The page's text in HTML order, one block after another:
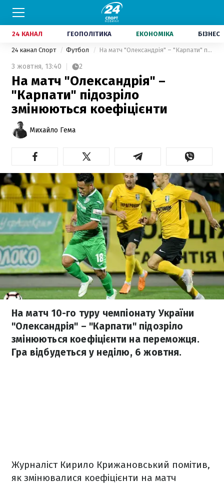
24 КАНАЛ ГЕОПОЛІТИКА ЕКОНОМІКА БІЗНЕС
24 канал Спорт Футбол На матч "Олександрія" – "Карпати" підозріло змінюються коефіцієнти
3 жовтня, 13:40 2
На матч "Олександрія" –
"Карпати" підозріло
змінюються коефіцієнти
Михайло Гема
На матч 10-го туру чемпіонату України
"Олександрія" – "Карпати" підозріло
змінюються коефіцієнти на переможця.
Гра відбудеться у неділю, 6 жовтня.
Журналіст Кирило Крижановський помітив,
як змінювалися коефіцієнти на матч